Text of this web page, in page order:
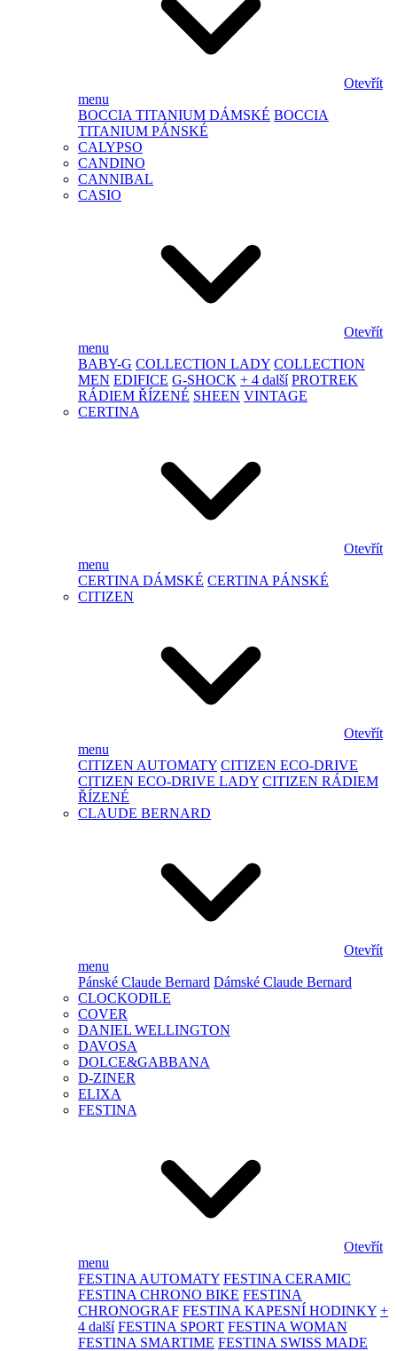
Otevřít
menu
BOCCIA TITANIUM DÁMSKÉ BOCCIA
TITANIUM PÁNSKÉ
CALYPSO
CANDINO
CANNIBAL
CASIO
Otevřít
menu
BABY-G COLLECTION LADY COLLECTION
MEN EDIFICE G-SHOCK + 4 další PROTREK
RÁDIEM ŘÍZENÉ SHEEN VINTAGE
CERTINA
Otevřít
menu
CERTINA DÁMSKÉ CERTINA PÁNSKÉ
CITIZEN
Otevřít
menu
CITIZEN AUTOMATY CITIZEN ECO-DRIVE
CITIZEN ECO-DRIVE LADY CITIZEN RÁDIEM
ŘÍZENÉ
CLAUDE BERNARD
Otevřít
menu
Pánské Claude Bernard Dámské Claude Bernard
CLOCKODILE
COVER
DANIEL WELLINGTON
DAVOSA
DOLCE&GABBANA
D-ZINER
ELIXA
FESTINA
Otevřít
menu
FESTINA AUTOMATY FESTINA CERAMIC
FESTINA CHRONO BIKE FESTINA
CHRONOGRAF FESTINA KAPESNÍ HODINKY +
4 další FESTINA SPORT FESTINA WOMAN
FESTINA SMARTIME FESTINA SWISS MADE